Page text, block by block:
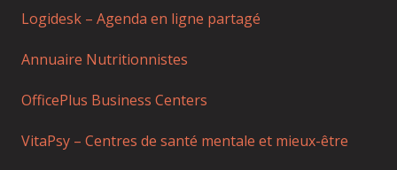
Logidesk – Agenda en ligne partagé
Annuaire Nutritionnistes
OfficePlus Business Centers
VitaPsy – Centres de santé mentale et mieux-être